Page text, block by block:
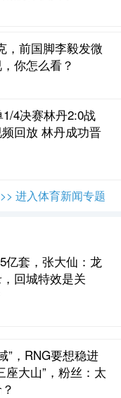
，前国脚李毅发微
你怎么看？
4决赛林丹2:0战
回放 林丹成功晋
进入体育新闻专题
亿套，张大仙：龙
回城特效是关
”，RNG要想稳进
座大山”，粉丝：太